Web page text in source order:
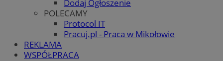
Dodaj Ogłoszenie
POLECAMY
Protocol IT
Pracuj.pl - Praca w Mikołowie
REKLAMA
WSPÓŁPRACA